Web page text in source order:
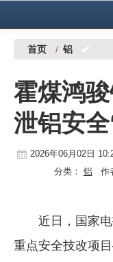
中国有色金属报社主办
铜镍铅锌
铝
稀有稀土
镁钛
首页 / 铝
霍煤鸿
泄铝安
2026年06月02日
分类： 铝 作
近日，国家
重点安全技改项